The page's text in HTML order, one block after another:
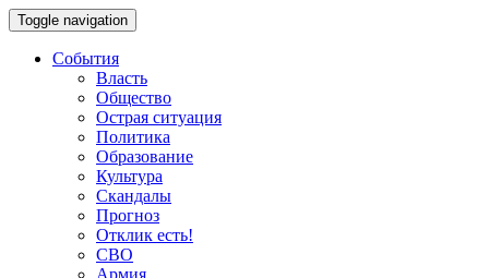
Toggle navigation
События
Власть
Общество
Острая ситуация
Политика
Образование
Культура
Скандалы
Прогноз
Отклик есть!
СВО
Армия